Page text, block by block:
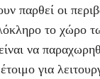
παρθεί οι
το χώρο
να
για